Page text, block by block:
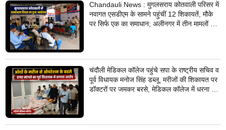
Chandauli News : मुगलसराय कोतवाली परिसर में
नवागत एसडीएम के सामने पहुंचीं 12 शिकायतें, मौके
पर सिर्फ एक का समाधान; अलीनगर में तीन मामलों का
चंदौली मेडिकल कॉलेज पहुंचे सपा के राष्ट्रीय सचिव व
पूर्व विधायक मनोज सिंह डब्लू, मरीजों की शिकायत पर
डॉक्टरों पर जमकर बरसे, मेडिकल कॉलेज में धरना देने